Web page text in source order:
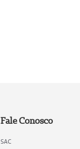
Fale Conosco
SAC